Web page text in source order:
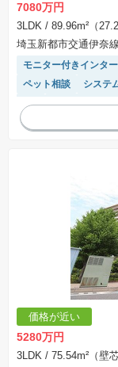
7080万円
3LDK / 89.96m²（
埼玉新都市交通伊奈
モニター付きインタ
ペット相談
システ
SIC
リフォーム済
平坦地
価格が近い
5280万円
3LDK / 75.54m²（壁芯